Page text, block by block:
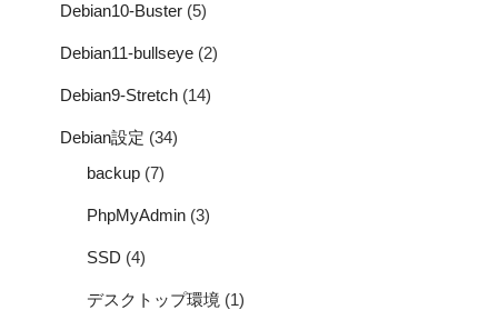
Debian10-Buster (5)
Debian11-bullseye (2)
Debian9-Stretch (14)
Debian設定 (34)
backup (7)
PhpMyAdmin (3)
SSD (4)
デスクトップ環境 (1)